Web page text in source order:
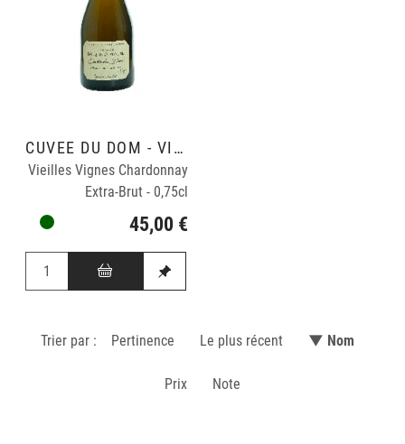
CUVÉE DU DOM - VINIFICATION BOIS EN DEMI MUID.
Vieilles Vignes Chardonnay
Extra-Brut - 0,75cl
45,00 €
Trier par : Pertinence Le plus récent ▼ Nom
Prix Note